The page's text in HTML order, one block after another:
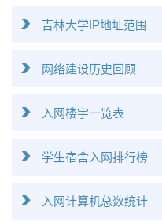
吉林大学IP地址范围
网络建设历史回顾
入网楼宇一览表
学生宿舍入网排行榜
入网计算机总数统计